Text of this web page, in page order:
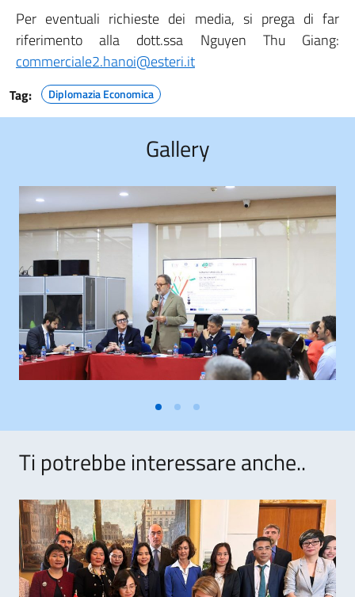
Per eventuali richieste dei media, si prega di far
riferimento alla dott.ssa Nguyen Thu Giang:
commerciale2.hanoi@esteri.it
Tag: Diplomazia Economica
Gallery
Ti potrebbe interessare anche..